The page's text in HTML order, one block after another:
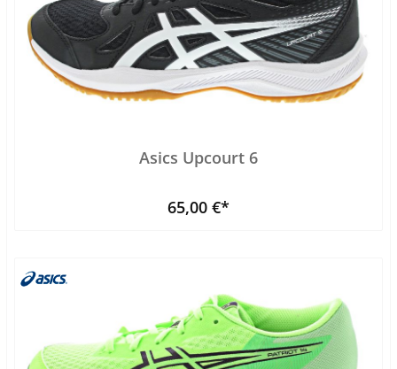
Asics Upcourt 6
65,00 €*